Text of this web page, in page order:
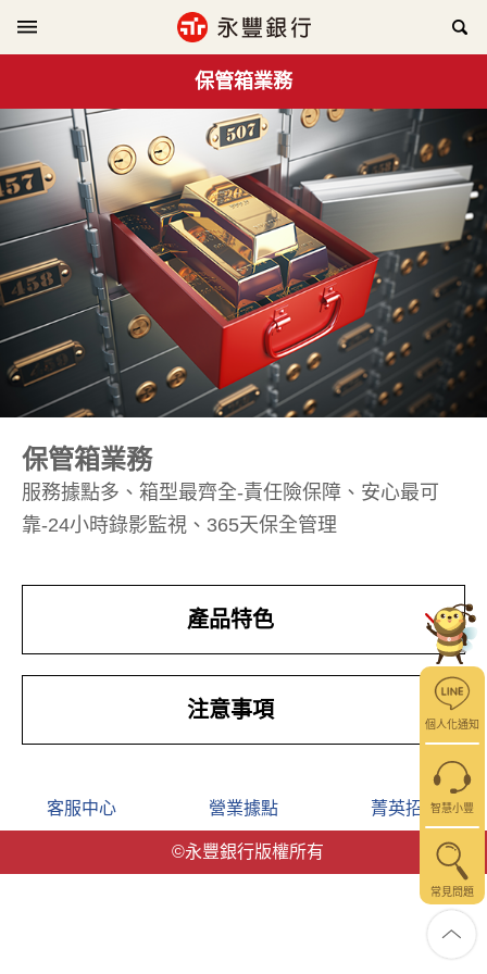
個人化通知
智慧小豐
常見問題
保管箱業務
保管箱業務
服務據點多、箱型最齊全-責任險保障、安心最可
靠-24小時錄影監視、365天保全管理
產品特色
注意事項
客服中心 營業據點 菁英招募
©永豐銀行版權所有